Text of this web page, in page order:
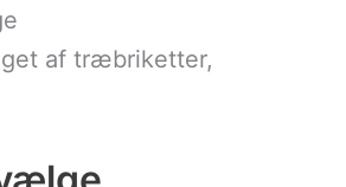
af træbriketter,